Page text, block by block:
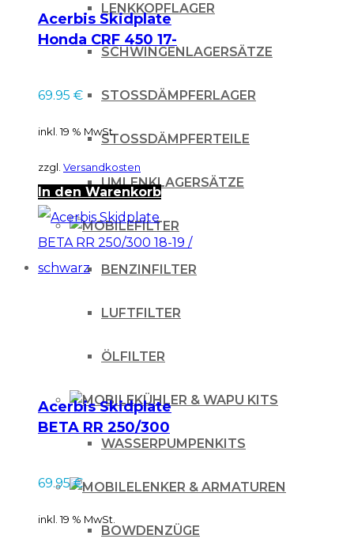
LENKKOPFLAGER
SCHWINGENLAGERSÄTZE
STOSSDÄMPFERLAGER
STOSSDÄMPFERTEILE
UMLENKLAGERSÄTZE
FILTER
BENZINFILTER
LUFTFILTER
ÖLFILTER
KÜHLER & WAPU KITS
WASSERPUMPENKITS
LENKER & ARMATUREN
BOWDENZÜGE
Acerbis Skidplate
Honda CRF 450 17-
20 / schwarz
69.95 €
inkl. 19 % MwSt.
zzgl. Versandkosten
In den Warenkorb
Acerbis Skidplate
BETA RR 250/300
18-19 / schwarz
69.95€
inkl. 19 % MwSt.